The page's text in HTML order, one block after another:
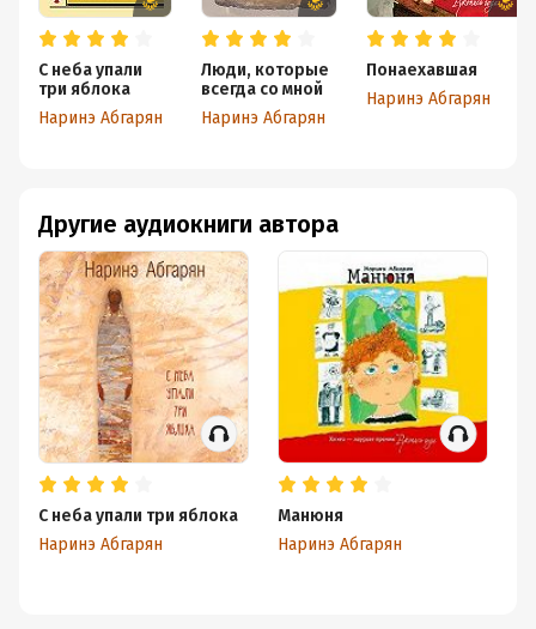
С неба упали
три яблока
Наринэ Абгарян
Люди, которые
всегда со мной
Наринэ Абгарян
Понаехавшая
Наринэ Абгарян
Другие аудиокниги автора
С неба упали три яблока
Наринэ Абгарян
Манюня
Наринэ Абгарян